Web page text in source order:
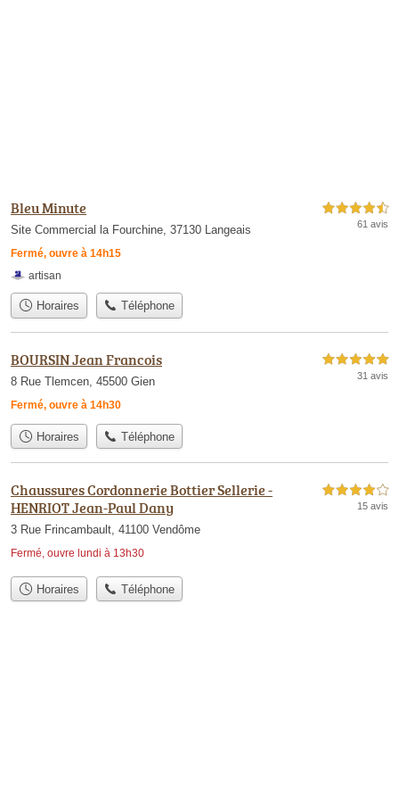
Bleu Minute
Site Commercial la Fourchine, 37130 Langeais
Fermé, ouvre à 14h15
4,5 étoiles sur 5
61 avis
artisan
Horaires Téléphone
BOURSIN Jean Francois
8 Rue Tlemcen, 45500 Gien
Fermé, ouvre à 14h30
5,0 étoiles sur 5
31 avis
Horaires Téléphone
Chaussures Cordonnerie Bottier Sellerie -
HENRIOT Jean-Paul Dany
3 Rue Frincambault, 41100 Vendôme
Fermé, ouvre lundi à 13h30
4,0 étoiles sur 5
15 avis
Horaires Téléphone